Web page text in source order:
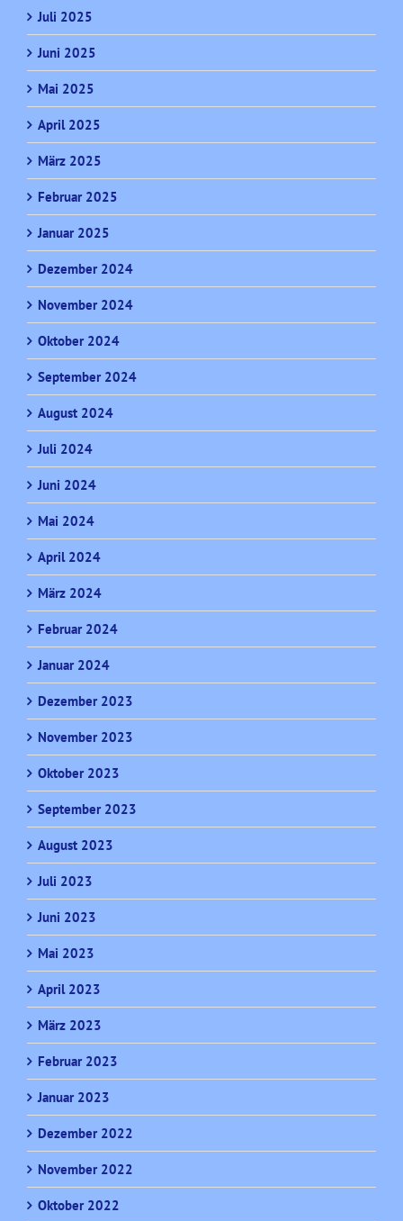
Juli 2025
Juni 2025
Mai 2025
April 2025
März 2025
Februar 2025
Januar 2025
Dezember 2024
November 2024
Oktober 2024
September 2024
August 2024
Juli 2024
Juni 2024
Mai 2024
April 2024
März 2024
Februar 2024
Januar 2024
Dezember 2023
November 2023
Oktober 2023
September 2023
August 2023
Juli 2023
Juni 2023
Mai 2023
April 2023
März 2023
Februar 2023
Januar 2023
Dezember 2022
November 2022
Oktober 2022